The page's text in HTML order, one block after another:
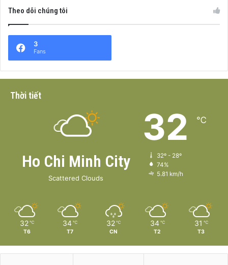
Theo dõi chúng tôi
3
Fans
Thời tiết
Ho Chi Minh City
Scattered Clouds
32 ℃
32º - 28º
74%
5.81 km/h
32 ℃
T6
34 ℃
T7
32 ℃
CN
34 ℃
T2
31 ℃
T3